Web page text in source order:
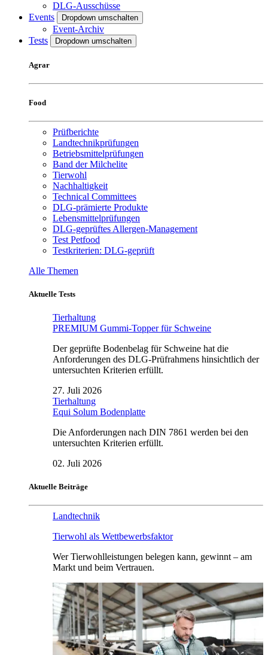
DLG-Ausschüsse
Events
Dropdown umschalten
Event-Archiv
Tests
Dropdown umschalten
Agrar
Food
Prüfberichte
Landtechnikprüfungen
Betriebsmittelprüfungen
Band der Milchelite
Tierwohl
Nachhaltigkeit
Technical Committees
DLG-prämierte Produkte
Lebensmittelprüfungen
DLG-geprüftes Allergen-Management
Test Petfood
Testkriterien: DLG-geprüft
Alle Themen
Aktuelle Tests
Tierhaltung
PREMIUM Gummi-Topper für Schweine
Der geprüfte Bodenbelag für Schweine hat die
Anforderungen des DLG-Prüfrahmens hinsichtlich der
untersuchten Kriterien erfüllt.
27. Juli 2026
Tierhaltung
Equi Solum Bodenplatte
Die Anforderungen nach DIN 7861 werden bei den
untersuchten Kriterien erfüllt.
02. Juli 2026
Aktuelle Beiträge
Landtechnik
Tierwohl als Wettbewerbsfaktor
Wer Tierwohlleistungen belegen kann, gewinnt – am
Markt und beim Vertrauen.